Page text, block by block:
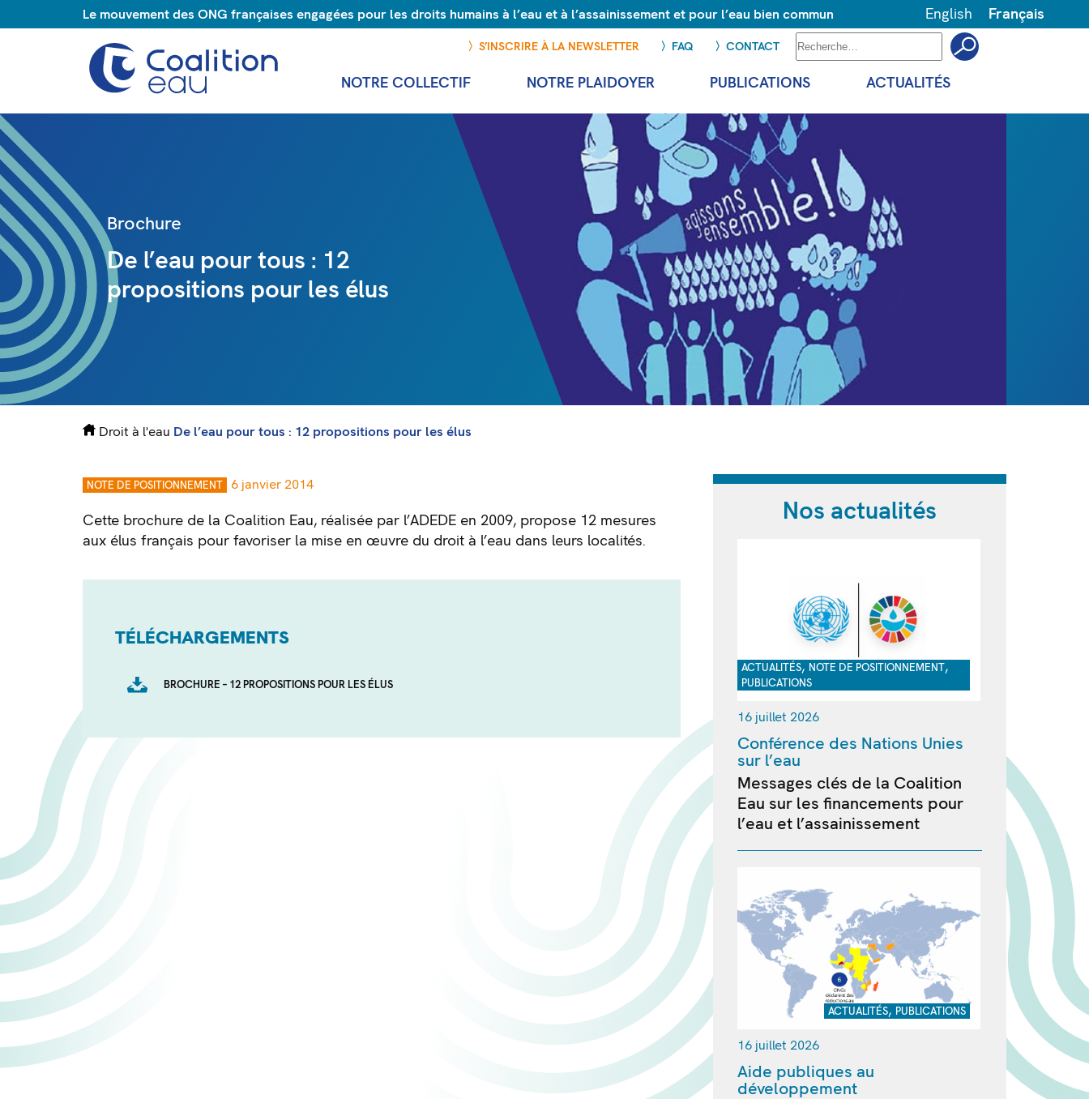
Le mouvement des ONG françaises engagées pour les droits humains à l’eau et à l’assainissement et pour l’eau bien commun
S’INSCRIRE À LA NEWSLETTER FAQ CONTACT
NOTRE COLLECTIF NOTRE PLAIDOYER PUBLICATIONS ACTUALITÉS
Brochure
De l’eau pour tous : 12
propositions pour les élus
Droit à l'eau De l’eau pour tous : 12 propositions pour les élus
NOTE DE POSITIONNEMENT 6 janvier 2014
Cette brochure de la Coalition Eau, réalisée par l’ADEDE en 2009, propose 12 mesures
aux élus français pour favoriser la mise en œuvre du droit à l’eau dans leurs localités.
TÉLÉCHARGEMENTS
BROCHURE – 12 PROPOSITIONS POUR LES ÉLUS
Nos actualités
ACTUALITÉS, NOTE DE POSITIONNEMENT,
PUBLICATIONS
16 juillet 2026
Conférence des Nations Unies
sur l’eau
Messages clés de la Coalition
Eau sur les financements pour
l’eau et l’assainissement
ACTUALITÉS, PUBLICATIONS
16 juillet 2026
Aide publiques au
développement
English Français